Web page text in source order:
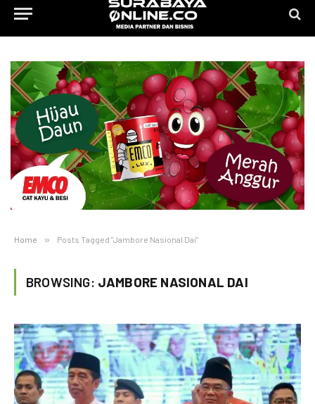
Home » Posts Tagged "Jambore Nasional Dai"
BROWSING: JAMBORE NASIONAL DAI